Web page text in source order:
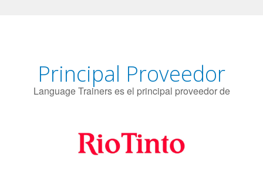
Principal Proveedor
Language Trainers es el principal proveedor de